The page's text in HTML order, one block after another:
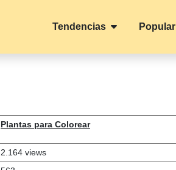
Tendencias Popular
Plantas para Colorear
2.164 views